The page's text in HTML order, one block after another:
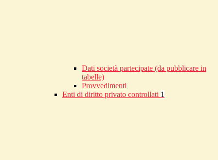
Dati società partecipate (da pubblicare in
tabelle)
Provvedimenti
Enti di diritto privato controllati 1